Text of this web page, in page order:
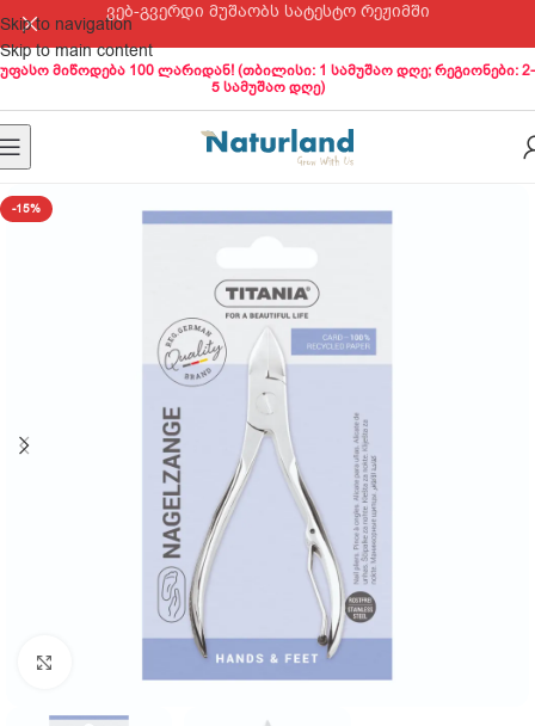
Skip to navigation
Skip to main content
ვებ-გვერდი მუშაობს სატესტო რეჟიმში
უფასო მიწოდება 100 ლარიდან! (თბილისი: 1 სამუშაო დღე; რეგიონები: 2-
5 სამუშაო დღე)
-15%